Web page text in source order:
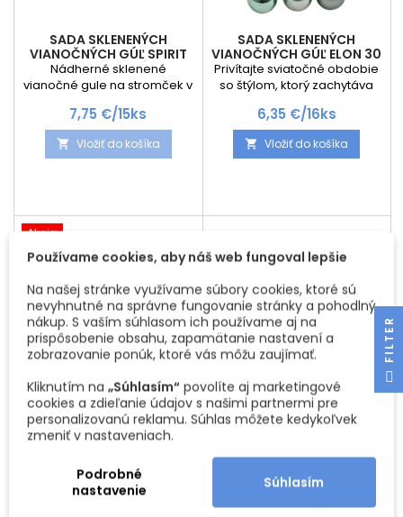
SADA SKLENENÝCH
VIANOČNÝCH GÚĽ SPIRIT
40 MM - 15KS / KRÉMOVO
HNEDÁ
Nádherné sklenené
vianočné gule na stromček v
hnedá. Cena je za 15 kusy
Priemer: 40 mm
Cena
7,75 €/15ks
 Vložiť do košíka
SADA SKLENENÝCH
VIANOČNÝCH GÚĽ ELON 30
MM - 16KS / PASTELOVO
ZELENÁ
Privítajte sviatočné obdobie
so štýlom, ktorý zachytáva
sofistikovanosti s našou
sadou sklenených
vianočných gúľ ELON. Tieto
premenia váš stromček na
Prečo si zaslúžia byť
súčasťou vašej sviatočnej
Cena
6,35 €/16ks
 Vložiť do košíka
Akcia
SADA SKLENENÝCH
VIANOČNÝCH GÚĽ
GLAMOUR 50 MM - 12KS /
Nádherné sklenené
kombinácií matné a lesklé
Cena je za 12 kusy Priemer:
Cena
8,72 €/12ks
SADA SKLENENÝCH
VIANOČNÝCH GÚĽ ALAN
vianočné gule na stromček s
motívom Cena je za 3 kusy
Rozmer: Priemer guľa: 100
cm
Cena
23,44 €
Používame cookies, aby náš web fungoval lepšie
Na našej stránke využívame súbory cookies, ktoré sú
nevyhnutné na správne fungovanie stránky a pohodlný
nákup. S vaším súhlasom ich používame aj na
prispôsobenie obsahu, zapamätanie nastavení a
zobrazovanie ponúk, ktoré vás môžu zaujímať.
Kliknutím na „Súhlasím“ povolíte aj marketingové
cookies a zdieľanie údajov s našimi partnermi pre
personalizovanú reklamu. Súhlas môžete kedykoľvek
zmeniť v nastaveniach.
Podrobné
nastavenie
Súhlasím
R